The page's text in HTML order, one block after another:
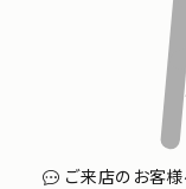
ご来店のお客